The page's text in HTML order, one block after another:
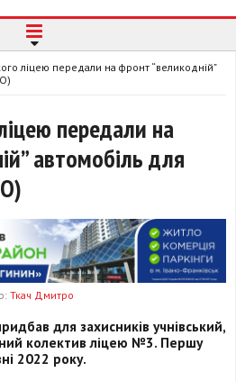
ліцею передали на фронт “великодній”
передали на
автомобіль для
Ткач Дмитро
для захисників учнівський,
колектив ліцею №3. Першу
2022 року.